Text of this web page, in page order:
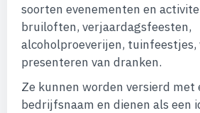
soorten evenementen en
bruiloften, verjaardagsfeesten,
alcoholproeverijen, tuinfeestjes,
presenteren van dranken.
Ze kunnen worden versierd met
bedrijfsnaam en dienen als een